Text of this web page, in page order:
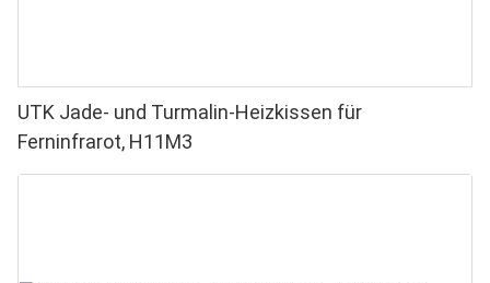
UTK Jade- und Turmalin-Heizkissen für
Ferninfrarot, H11M3